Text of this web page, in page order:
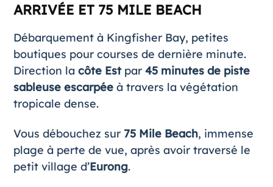
ARRIVÉE ET 75 MILE BEACH
Débarquement à Kingfisher Bay, petites
boutiques pour courses de dernière minute.
Direction la côte Estpar 45 minutes de piste
sableuse escarpéeà travers la végétation
tropicale dense.
Vous débouchez sur 75 Mile Beach, immense
plage à perte de vue, après avoir traversé le
petit village d’Eurong.